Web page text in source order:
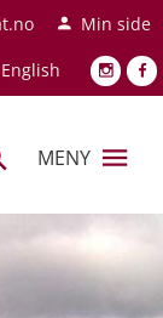
Min side
English
MENY